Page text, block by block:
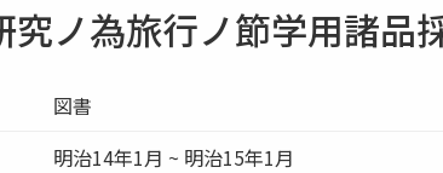
究ノ為旅行ノ節学用諸品
図書
明治14年1月 ~ 明治15年1月